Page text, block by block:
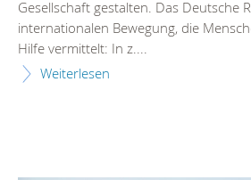
Gesellschaft gestalten. Das Deutsche
internationalen Bewegung, die
Hilfe vermittelt: In z....
Weiterlesen